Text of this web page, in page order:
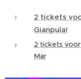
2 tickets
Gianpula!
2 tickets voor
Mar